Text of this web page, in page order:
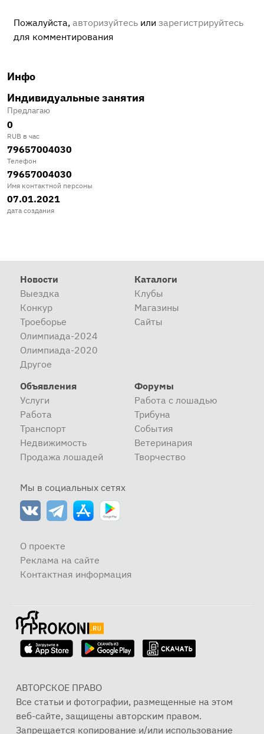
Пожалуйста, авторизуйтесь или зарегистрируйтесь
для комментирования
Инфо
Индивидуальные занятия
Предлагаю
0
RUB в час
79657004030
Телефон
79657004030
Имя контактной персоны
07.01.2021
дата создания
Новости
Выездка
Конкур
Троеборье
Олимпиада-2024
Олимпиада-2020
Другое
Каталоги
Клубы
Магазины
Сайты
Объявления
Услуги
Работа
Транспорт
Недвижимость
Продажа лошадей
Форумы
Работа с лошадью
Трибуна
События
Ветеринария
Творчество
Мы в социальных сетях
О проекте
Реклама на сайте
Контактная информация
АВТОРСКОЕ ПРАВО
Все статьи и фотографии, размещенные на этом
веб-сайте, защищены авторским правом.
Запрещается копирование и/или использование